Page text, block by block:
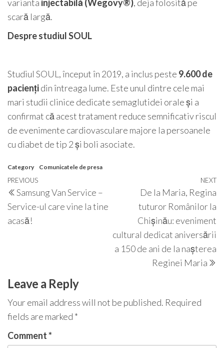
varianta injectabilă (Wegovy®), deja folosită pe
scară largă.
Despre studiul SOUL
Studiul SOUL, început în 2019, a inclus peste 9.600 de
paciențidin întreaga lume. Este unul dintre cele mai
mari studii clinice dedicate semaglutidei orale și a
confirmat că acest tratament reduce semnificativ riscul
de evenimente cardiovasculare majore la persoanele
cu diabet de tip 2 și boli asociate.
Category Comunicatele de presa
Post
navigation
Previous
Post
PREVIOUS
Samsung Van Service –
Service-ul care vine la tine
acasă!
NEXT
De la Maria, Regina
tuturor Românilor la
Chișinău: eveniment
cultural dedicat aniversării
a 150 de ani de la nașterea
Reginei Maria
Leave a Reply
Your email address will not be published. Required
fields are marked *
Comment*